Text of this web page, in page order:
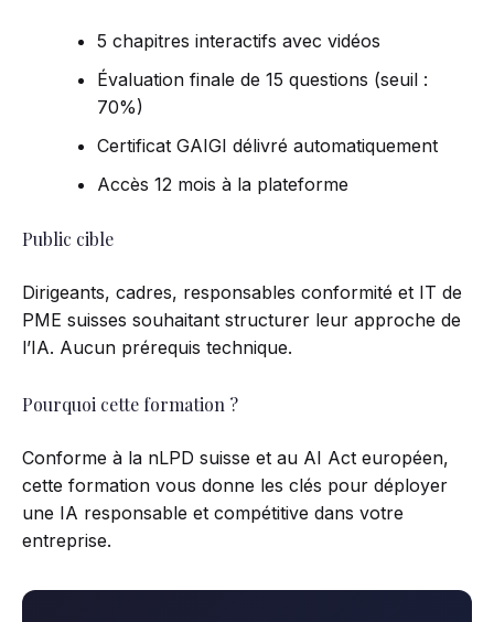
5 chapitres interactifs avec vidéos
Évaluation finale de 15 questions (seuil :
70%)
Certificat GAIGI délivré automatiquement
Accès 12 mois à la plateforme
Public cible
Dirigeants, cadres, responsables conformité et IT de
PME suisses souhaitant structurer leur approche de
l’IA. Aucun prérequis technique.
Pourquoi cette formation ?
Conforme à la nLPD suisse et au AI Act européen,
cette formation vous donne les clés pour déployer
une IA responsable et compétitive dans votre
entreprise.